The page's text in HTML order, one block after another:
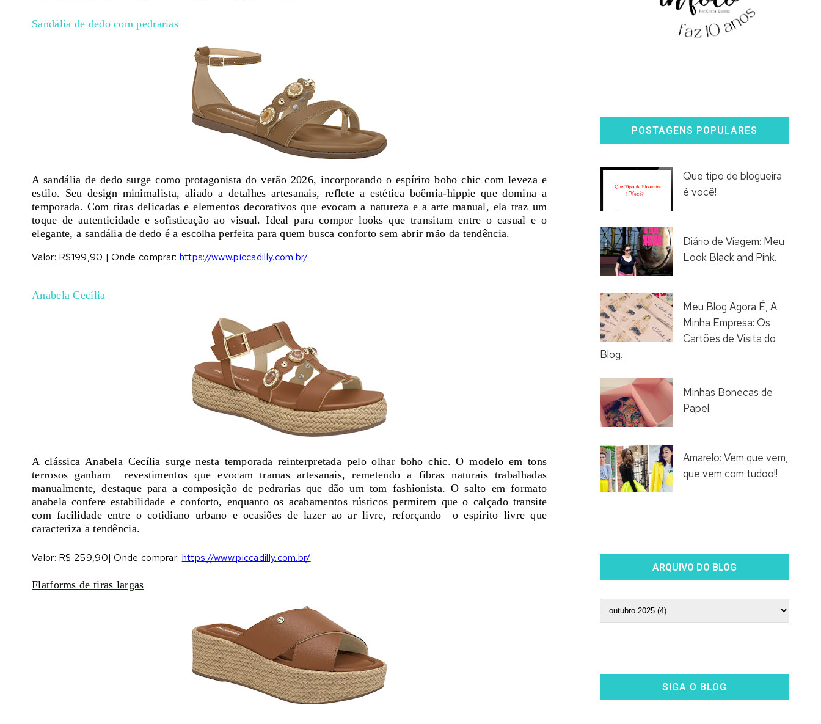
Sandália de dedo com pedrarias
A sandália de dedo surge como protagonista do verão 2026, incorporando o espírito boho chic com leveza e
estilo. Seu design minimalista, aliado a detalhes artesanais, reflete a estética boêmia-hippie que domina a
temporada. Com tiras delicadas e elementos decorativos que evocam a natureza e a arte manual, ela traz um
toque de autenticidade e sofisticação ao visual. Ideal para compor looks que transitam entre o casual e o
elegante, a sandália de dedo é a escolha perfeita para quem busca conforto sem abrir mão da tendência.
Valor: R$199,90 |Onde comprar: https://www.piccadilly.com.br/
Anabela Cecília
A clássica Anabela Cecília surge nesta temporada reinterpretada pelo olhar boho chic. O modelo em tons
terrosos ganham revestimentos que evocam tramas artesanais, remetendo a fibras naturais trabalhadas
manualmente, destaque para a composição de pedrarias que dão um tom fashionista. O salto em formato
anabela confere estabilidade e conforto, enquanto os acabamentos rústicos permitem que o calçado transite
com facilidade entre o cotidiano urbano e ocasiões de lazer ao ar livre, reforçando o espírito livre que
caracteriza a tendência.
Valor: R$ 259,90|Onde comprar: https://www.piccadilly.com.br/
Flatforms de tiras largas
POSTAGENS POPULARES
Que tipo de blogueira
é você!
Diário de Viagem: Meu
Look Black and Pink.
Meu Blog Agora É, A
Minha Empresa: Os
Cartões de Visita do
Blog.
Minhas Bonecas de
Papel.
Amarelo: Vem que vem,
que vem com tudoo!!
ARQUIVO DO BLOG
SIGA O BLOG